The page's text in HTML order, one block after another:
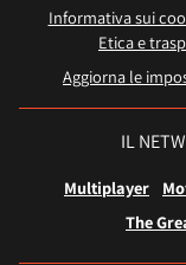
Informativa sui
Etica e
Aggiorna le
IL
Multiplayer
The